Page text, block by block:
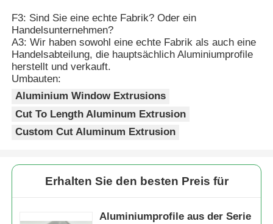
Flügelfensterprofile
Fassadenprofile
Poliertes Aluminiumprofil
hölzernes Endaluminiumprofile
Profile aus Aluminium
Profile für die Extrusion von Aluminium-
F3: Sind Sie eine echte Fabrik? Oder ein
Handelsunternehmen?
A3: Wir haben sowohl eine echte Fabrik als auch eine
Handelsabteilung, die hauptsächlich Aluminiumprofile
herstellt und verkauft.
Umbauten:
Aluminium Window Extrusions
Cut To Length Aluminum Extrusion
Custom Cut Aluminum Extrusion
Erhalten Sie den besten Preis für
Aluminiumprofile aus der Serie